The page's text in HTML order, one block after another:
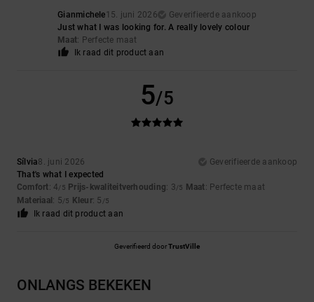
Gianmichele15. juni 2026
Geverifieerde aankoop
Just what I was looking for. A really lovely colour
Maat: Perfecte maat
Ik raad dit product aan
5/5
Sílvia8. juni 2026
Geverifieerde aankoop
That's what I expected
Comfort: 4/5 Prijs-kwaliteitverhouding: 3/5 Maat: Perfecte maat
Materiaal : 5/5 Kleur: 5 /5
Ik raad dit product aan
Geverifieerd doorTrustVille
ONLANGS BEKEKEN